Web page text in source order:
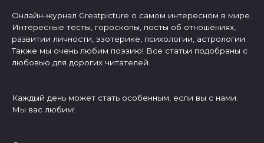
Онлайн-журнал Greatpicture о самом интересном в мире.
Интересные тесты, гороскопы, посты об отношениях,
развитии личности, эзотерике, психологии, астрологии.
Также мы очень любим поэзию! Все статьи подобраны с
любовью для дорогих читателей.
Каждый день может стать особенным, если вы с нами.
Мы вас любим!